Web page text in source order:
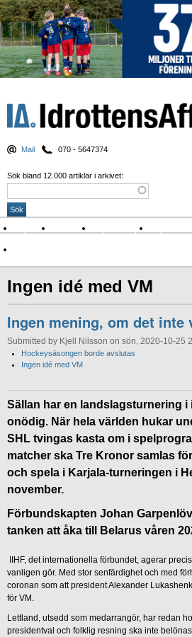
Mail 070 - 5647374
Sök bland 12.000 artiklar i arkivet:
Nyheter Krönikor Sport & spel
Ingen idé med VM
Ingen mening, om det inte
Submitted by Kjell Nilsson on sön, 2020-10-25
Hockeysäsongen borde avslutas
Ingen idé med VM
Sällan har en landslagsturnering
onödig. När hela världen hukar
SHL tvingas kasta om i
matcher ska Tre Kronor samlas
och spela i Karjala-turneringen i
november.
Förbundskapten Johan
tanken att åka till Belarus våren
IIHF, det internationella förbundet, agerar
vanligen gör. Med stor senfärdighet och med
coronan som att president Alexander
för VM.
Lettland, utsedd som medarrangör, har redan
presidentval och folklig resning ska inte